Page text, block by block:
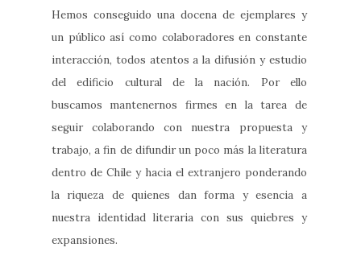
Hemos conseguido una docena de ejemplares y
un público así como colaboradores en constante
interacción, todos atentos a la difusión y estudio
del edificio cultural de la nación. Por ello
buscamos mantenernos firmes en la tarea de
seguir colaborando con nuestra propuesta y
trabajo, a fin de difundir un poco más la literatura
dentro de Chile y hacia el extranjero ponderando
la riqueza de quienes dan forma y esencia a
nuestra identidad literaria con sus quiebres y
expansiones.